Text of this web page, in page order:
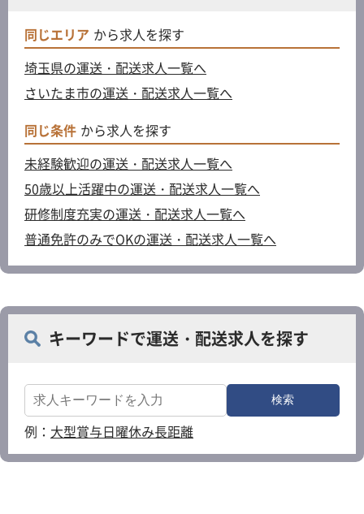
同じエリア から求人を探す
埼玉県の運送・配送求人一覧へ
さいたま市の運送・配送求人一覧へ
同じ条件 から求人を探す
未経験歓迎の運送・配送求人一覧へ
50歳以上活躍中の運送・配送求人一覧へ
研修制度充実の運送・配送求人一覧へ
普通免許のみでOKの運送・配送求人一覧へ
キーワードで運送・配送求人を探す
例： 大型賞与日曜休み長距離